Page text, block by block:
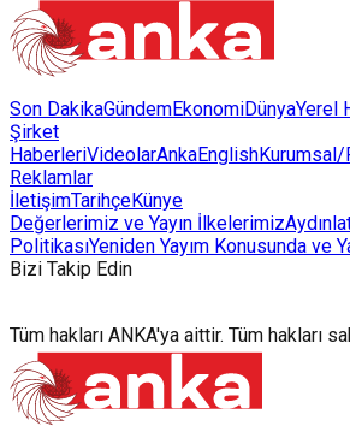
Son DakikaGündemEkonomiDünyaYerel
Şirket
HaberleriVideolarAnkaEnglish
Reklamlar
İletişimTarihçeKünye
Değerlerimiz ve Yayın İlkelerimiz
PolitikasıYeniden Yayım Konusunda ve
Bizi Takip Edin
Tüm hakları ANKA'ya aittir. Tüm hakları